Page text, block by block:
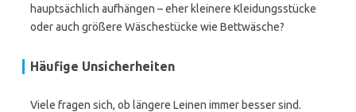
hauptsächlich aufhängen – eher kleinere Kleidungsstücke
oder auch größere Wäschestücke wie Bettwäsche?
Häufige Unsicherheiten
Viele fragen sich, ob längere Leinen immer besser sind.